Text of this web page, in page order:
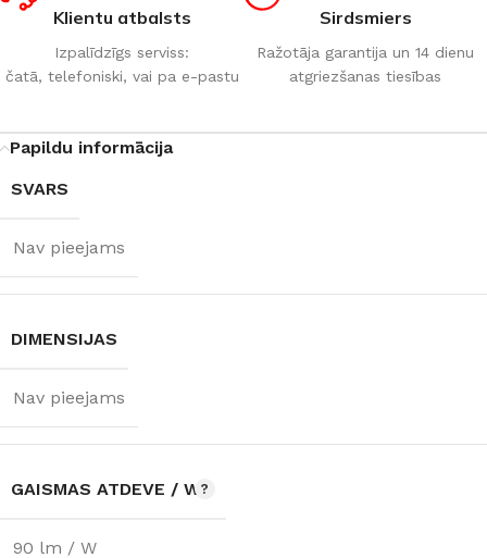
Klientu atbalsts
Izpalīdzīgs serviss:
čatā, telefoniski, vai pa e-pastu
Sirdsmiers
Ražotāja garantija un 14 dienu
atgriezšanas tiesības
Papildu informācija
SVARS
Nav pieejams
DIMENSIJAS
Nav pieejams
GAISMAS ATDEVE / W
90 lm / W